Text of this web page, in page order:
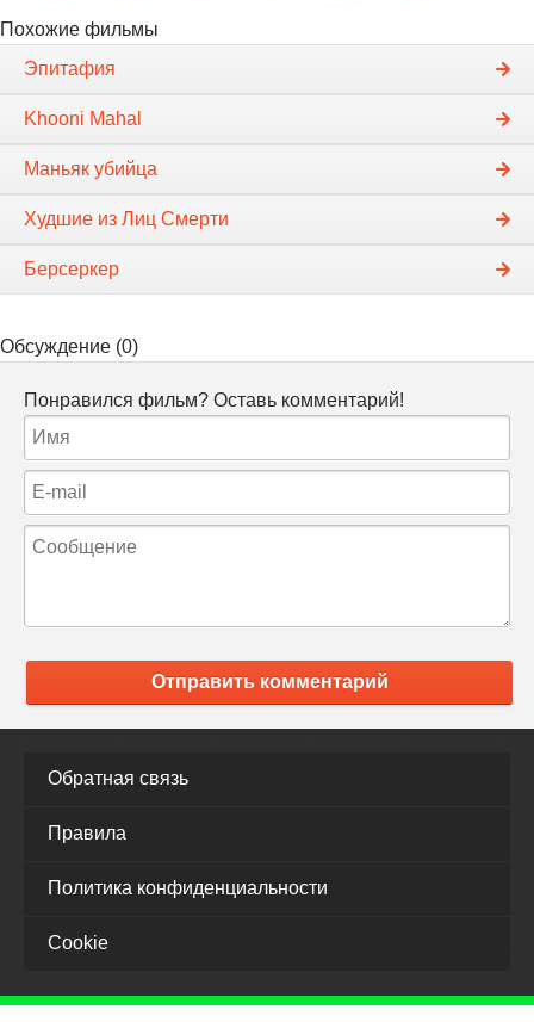
Похожие фильмы
Эпитафия
Khooni Mahal
Маньяк убийца
Худшие из Лиц Смерти
Берсеркер
Обсуждение (0)
Понравился фильм? Оставь комментарий!
Отправить комментарий
Обратная связь
Правила
Политика конфиденциальности
Cookie